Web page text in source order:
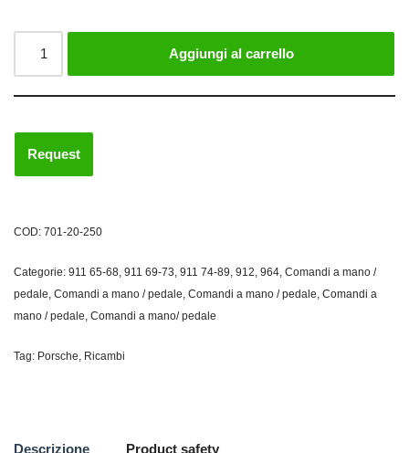
Aggiungi al carrello
COD: 701-20-250
Categorie: 911 65-68, 911 69-73, 911 74-89, 912, 964, Comandi a mano /
pedale, Comandi a mano / pedale, Comandi a mano / pedale, Comandi a
mano / pedale, Comandi a mano/ pedale
Tag: Porsche, Ricambi
Descrizione Product safety